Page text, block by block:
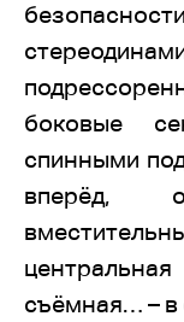
боковые
спинными
вперёд,
съёмная… – в